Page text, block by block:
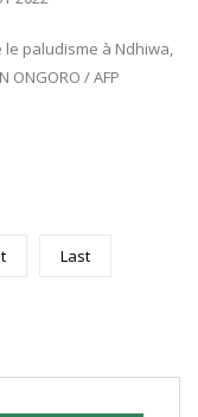
paludisme à Ndhiwa,
ONGORO / AFP
Last